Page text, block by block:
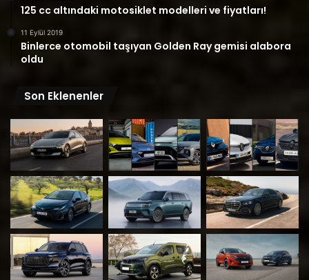
125 cc altındaki motosiklet modelleri ve fiyatları!
11 Eylül 2019
Binlerce otomobil taşıyan Golden Ray gemisi alabora
oldu
Son Eklenenler